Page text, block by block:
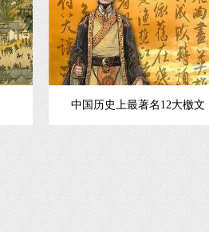
中国历史上最著名12大檄文